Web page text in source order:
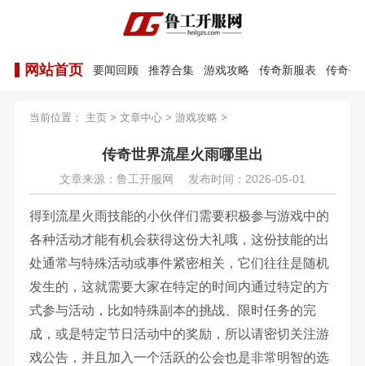
网站首页 要闻回顾 推荐合集 游戏攻略 传奇新服表 传奇手
当前位置： 主页> 文章中心> 游戏攻略 >
传奇世界流星火雨哪里出
文章来源：鲁工开服网 发布时间：2026-05-01
得到流星火雨技能的小伙伴们需要积极参与游戏中的
各种活动才能有机会获得这份大礼哦，这份技能的出
处通常与特殊活动或事件紧密相关，它们往往是随机
发生的，这就需要大家在特定的时间内通过特定的方
式参与活动，比如特殊副本的挑战、限时任务的完
成，或是特定节日活动中的奖励，所以请密切关注游
戏公告，并且加入一个活跃的公会也是非常明智的选